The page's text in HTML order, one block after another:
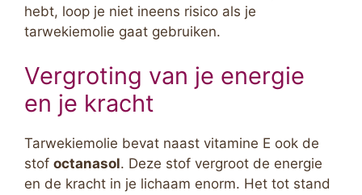
hebt, loop je niet ineens risico als je
tarwekiemolie gaat gebruiken.
Vergroting van je energie
en je kracht
Tarwekiemolie bevat naast vitamine E ook de
stof octanasol. Deze stof vergroot de energie
en de kracht in je lichaam enorm. Het tot stand